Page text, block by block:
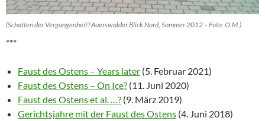
(Schatten der Vergangenheit? Auerswalder Blick Nord, Sommer 2012 – Foto: O.M.)
***
Faust des Ostens – Years later (5. Februar 2021)
Faust des Ostens – On Ice? (11. Juni 2020)
Faust des Ostens et al. …? (9. März 2019)
Gerichtsjahre mit der Faust des Ostens (4. Juni 2018)